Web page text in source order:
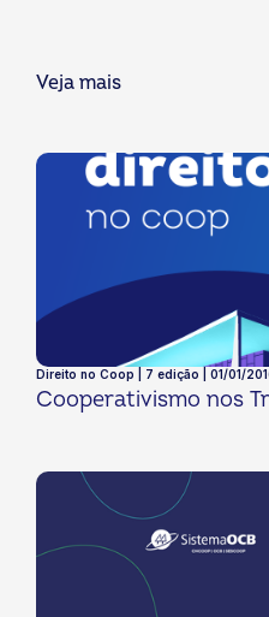
Veja mais
Direito no Coop | 7 edição | 01/01/
Cooperativismo nos